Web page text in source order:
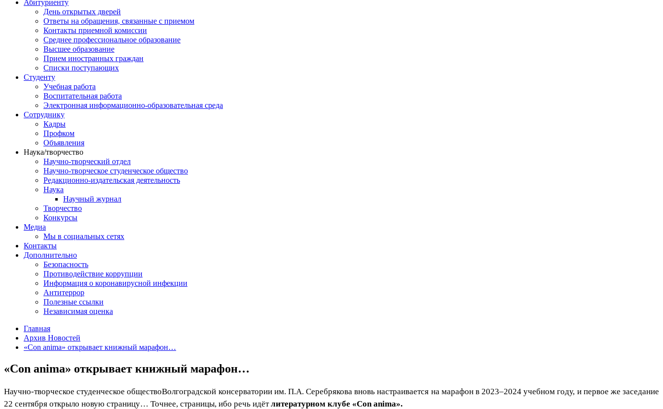
Абитуриенту
День открытых дверей
Ответы на обращения, связанные с приемом
Контакты приемной комиссии
Среднее профессиональное образование
Высшее образование
Прием иностранных граждан
Списки поступающих
Студенту
Учебная работа
Воспитательная работа
Электронная информационно-образовательная среда
Сотруднику
Кадры
Профком
Объявления
Наука/творчество
Научно-творческий отдел
Научно-творческое студенческое общество
Редакционно-издательская деятельность
Наука
Научный журнал
Творчество
Конкурсы
Медиа
Мы в социальных сетях
Контакты
Дополнительно
Безопасность
Противодействие коррупции
Информация о коронавирусной инфекции
Антитеррор
Полезные ссылки
Независимая оценка
Главная
Архив Новостей
«Con anima» открывает книжный марафон…
«Con anima» открывает книжный марафон…
Научно-творческое студенческое обществоВолгоградской консерватории им. П.А. Серебрякова вновь настраивается на марафон в 2023–2024 учебном году, и первое же заседание
22 сентября открыло новую страницу… Точнее, страницы, ибо речь идётлитературном клубе «Con anima».